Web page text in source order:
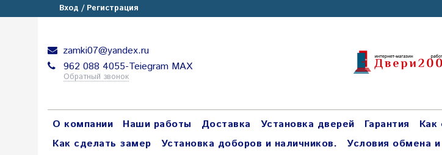
Вход / Регистрация
zamki07@yandex.ru
962 088 4055-Teiegram МАХ
Обратный звонок
О компании Наши работы Доставка Установка дверей Гарантия Как
Как сделать замер
Установка доборов и наличников. Условия обмена и